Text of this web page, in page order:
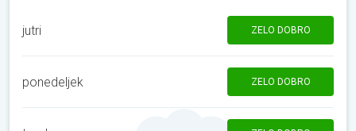
jutri ZELO DOBRO
ponedeljek ZELO DOBRO